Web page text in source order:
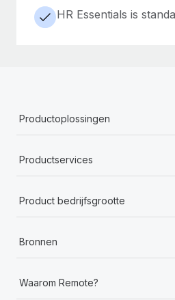
HR Essentials is
Productoplossingen
Productservices
Product bedrijfsgrootte
Bronnen
Waarom Remote?